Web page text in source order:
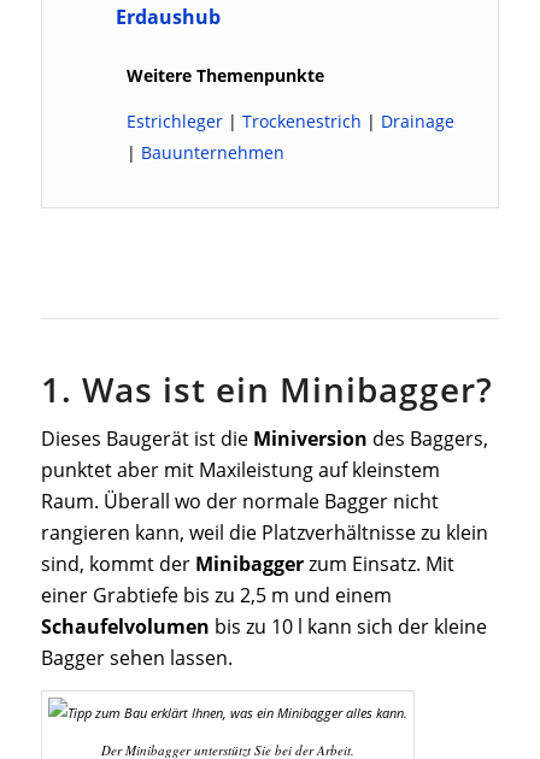
Erdaushub
Weitere Themenpunkte
Estrichleger| Trockenestrich | Drainage
| Bauunternehmen
1. Was ist ein Minibagger?
Dieses Baugerät ist die Miniversion des Baggers,
punktet aber mit Maxileistung auf kleinstem
Raum. Überall wo der normale Bagger nicht
rangieren kann, weil die Platzverhältnisse zu klein
sind, kommt der Minibaggerzum Einsatz. Mit
einer Grabtiefe bis zu 2,5 m und einem
Schaufelvolumen bis zu 10 l kann sich der kleine
Bagger sehen lassen.
Der Minibagger unterstützt Sie bei der Arbeit.